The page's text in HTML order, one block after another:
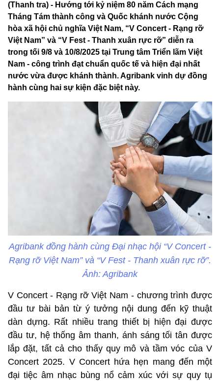
(Thanh tra) - Hướng tới kỷ niệm 80 năm Cách mạng
Tháng Tám thành công và Quốc khánh nước Cộng
hòa xã hội chủ nghĩa Việt Nam, “V Concert - Rạng rỡ
Việt Nam” và “V Fest - Thanh xuân rực rỡ” diễn ra
trong tối 9/8 và 10/8/2025 tại Trung tâm Triển lãm Việt
Nam - công trình đạt chuẩn quốc tế và hiện đại nhất
nước vừa được khánh thành. Agribank vinh dự đồng
hành cùng hai sự kiện đặc biệt này.
Agribank đồng hành cùng Đại nhạc hội “V Concert -
Rạng rỡ Việt Nam” và “V Fest - Thanh xuân rực rỡ”.
Ảnh: Agribank
V Concert - Rạng rỡ Việt Nam - chương trình được
đầu tư bài bản từ ý tưởng nội dung đến kỹ thuật
dàn dựng. Rất nhiều trang thiết bị hiện đại được
đầu tư, hệ thống âm thanh, ánh sáng tối tân được
lắp đặt, tất cả cho thấy quy mô và tầm vóc của V
Concert 2025. V Concert hứa hẹn mang đến một
đại tiệc âm nhạc bùng nổ cảm xúc với sự quy tụ